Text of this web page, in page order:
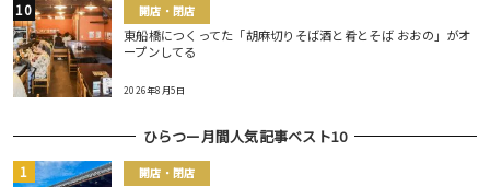
開店・閉店
東船橋につくってた「胡麻切りそば酒と肴とそば おおの」がオ
ープンしてる
2026年8月5日
ひらつー月間人気記事ベスト10
開店・閉店